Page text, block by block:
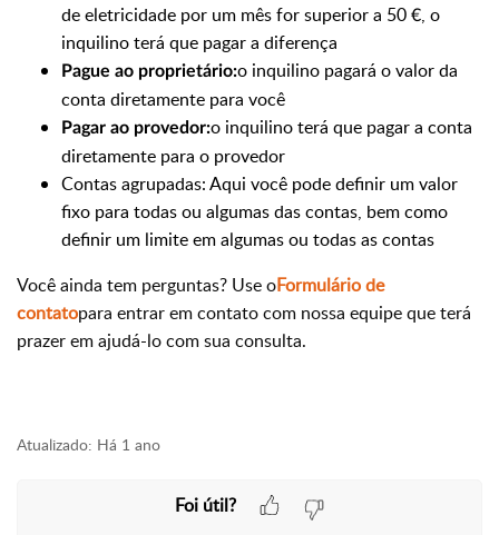
de eletricidade por um mês for superior a 50 €, o
inquilino terá que pagar a diferença
Pague ao proprietário:o inquilino pagará o valor da
conta diretamente para você
Pagar ao provedor:o inquilino terá que pagar a conta
diretamente para o provedor
Contas agrupadas: Aqui você pode definir um valor
fixo para todas ou algumas das contas, bem como
definir um limite em algumas ou todas as contas
Você ainda tem perguntas? Use oFormulário de
contatopara entrar em contato com nossa equipe que terá
prazer em ajudá-lo com sua consulta.
Atualizado: Há 1 ano
Foi útil?